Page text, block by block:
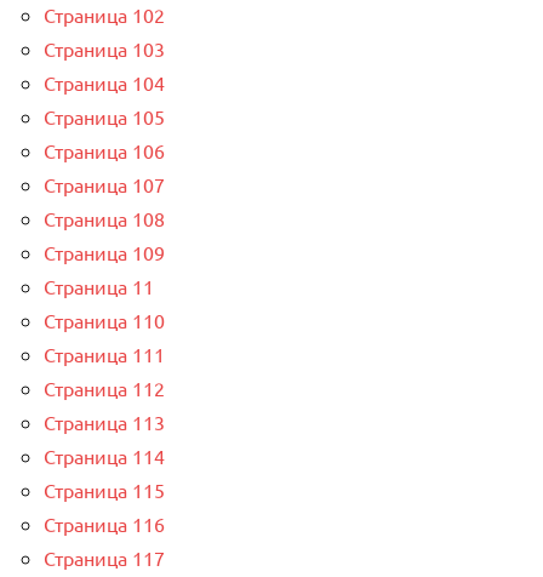
Страница 102
Страница 103
Страница 104
Страница 105
Страница 106
Страница 107
Страница 108
Страница 109
Страница 11
Страница 110
Страница 111
Страница 112
Страница 113
Страница 114
Страница 115
Страница 116
Страница 117